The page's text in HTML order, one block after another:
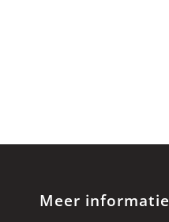
Meer informatie